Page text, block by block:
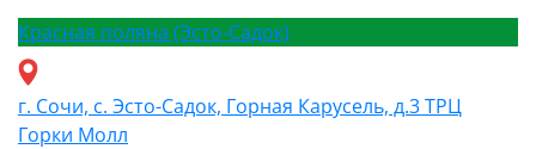
Красная поляна (Эсто-Садок)
г. Сочи, с. Эсто-Садок, Горная Карусель, д.3 ТРЦ
Горки Молл